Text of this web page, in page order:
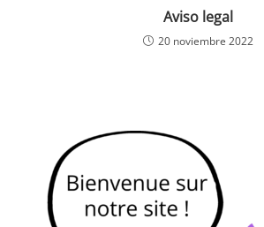
Aviso legal
20 noviembre 2022